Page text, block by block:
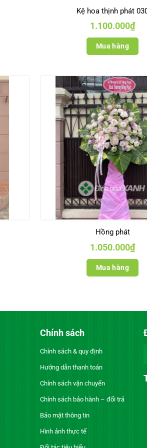
Kệ hoa thịnh phát
1.100.000₫
Mua hàng
Hồng phát
1.050.000₫
Mua hàng
Chính sách
Chính sách & quy định
Hướng dẫn thanh toán
Chính sách vận chuyển
Chính sách bảo hành – đổi trả
Bảo mật thông tin
Hình ảnh thực tế